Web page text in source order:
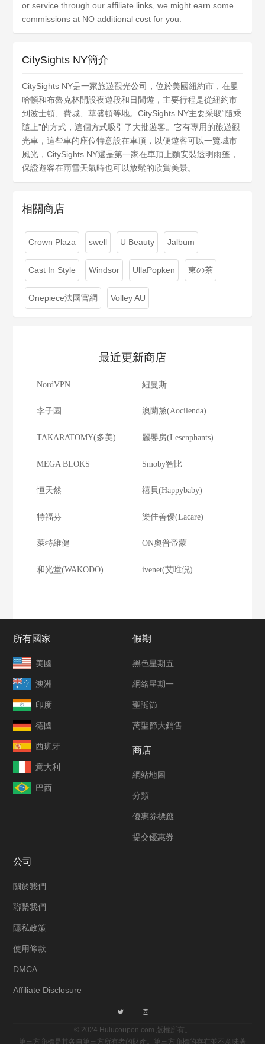
or service through our affiliate links, we might earn some
commissions at NO additional cost for you.
CitySights NY簡介
CitySights NY是一家旅遊觀光公司，位於美國紐約市，在曼
哈頓和布魯克林開設夜遊段和日間遊，主要行程是從紐約市
到波士頓、費城、華盛頓等地。CitySights NY主要采取“隨乘
隨上”的方式，這個方式吸引了大批遊客。它有專用的旅遊觀
光車，這些車的座位特意設在車頂，以便遊客可以一覽城市
風光，CitySights NY還是第一家在車頂上麵安裝透明雨篷，
保證遊客在雨雪天氣時也可以放鬆的欣賞美景。
相關商店
Crown Plaza swell U Beauty Jalbum
Cast In Style Windsor UllaPopken 東の茶
Onepiece法國官網 Volley AU
最近更新商店
NordVPN 紐曼斯
李子園 澳蘭黛(Aocilenda)
TAKARATOMY(多美) 麗嬰房(Lesenphants)
MEGA BLOKS Smoby智比
恒天然 禧貝(Happybaby)
特福芬 樂佳善優(Lacare)
萊特維健 ON奧普帝蒙
和光堂(WAKODO) ivenet(艾唯倪)
所有國家
美國
澳洲
印度
德國
西班牙
意大利
巴西
假期
黑色星期五
網絡星期一
聖誕節
萬聖節大銷售
商店
網站地圖
分類
優惠券標籤
提交優惠券
公司
關於我們
聯繫我們
隱私政策
使用條款
DMCA
Affiliate Disclosure
© 2024 Hulucoupon.com 版權所有。
第三方商標是其各自第三方所有者的財產。第三方商標的存在並不意味著